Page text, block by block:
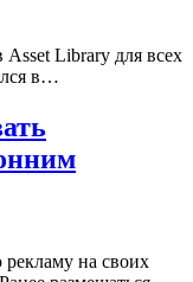
Library для всех
в…
на своих